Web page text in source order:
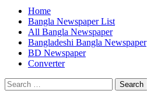
Home
Bangla Newspaper List
All Bangla Newspaper
Bangladeshi Bangla Newspaper
BD Newspaper
Converter
Search
for: